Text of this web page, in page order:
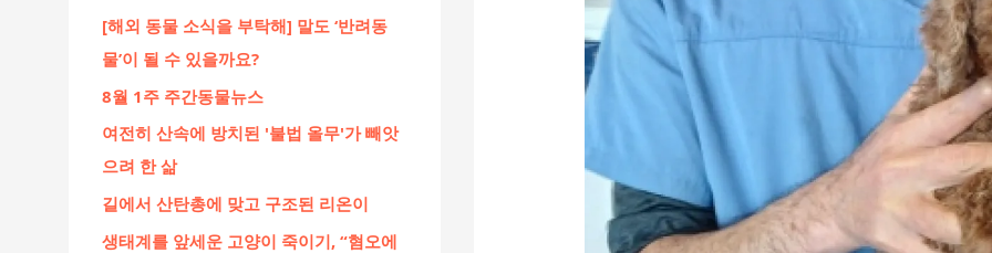
[해외 동물 소식을 부탁해] 말도 ‘반려동
물’이 될 수 있을까요?
8월 1주 주간동물뉴스
여전히 산속에 방치된 '불법 올무'가 빼앗
으려 한 삶
길에서 산탄총에 맞고 구조된 리온이
생태계를 앞세운 고양이 죽이기, “혐오에